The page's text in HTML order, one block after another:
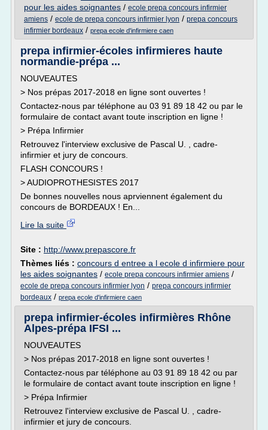
pour les aides soignantes / ecole prepa concours infirmier
amiens / ecole de prepa concours infirmier lyon / prepa concours
infirmier bordeaux / prepa ecole d'infirmiere caen
prepa infirmier-écoles infirmieres haute
normandie-prépa ...
NOUVEAUTES
> Nos prépas 2017-2018 en ligne sont ouvertes !
Contactez-nous par téléphone au 03 91 89 18 42 ou par le
formulaire de contact avant toute inscription en ligne !
> Prépa Infirmier
Retrouvez l'interview exclusive de Pascal U. , cadre-
infirmier et jury de concours.
FLASH CONCOURS !
> AUDIOPROTHESISTES 2017
De bonnes nouvelles nous aprviennent également du
concours de BORDEAUX ! En...
Lire la suite
Site : http://www.prepascore.fr
Thèmes liés : concours d entree a l ecole d infirmiere pour
les aides soignantes / ecole prepa concours infirmier amiens /
ecole de prepa concours infirmier lyon / prepa concours infirmier
bordeaux / prepa ecole d'infirmiere caen
prepa infirmier-écoles infirmières Rhône
Alpes-prépa IFSI ...
NOUVEAUTES
> Nos prépas 2017-2018 en ligne sont ouvertes !
Contactez-nous par téléphone au 03 91 89 18 42 ou par
le formulaire de contact avant toute inscription en ligne !
> Prépa Infirmier
Retrouvez l'interview exclusive de Pascal U. , cadre-
infirmier et jury de concours.